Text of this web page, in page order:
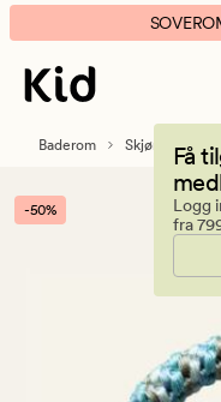
Nina
hårstrikk
multi
blå
banner.
Klikk
ESCAPE
pause.
Få
Logg
fra
Baderom
-50%